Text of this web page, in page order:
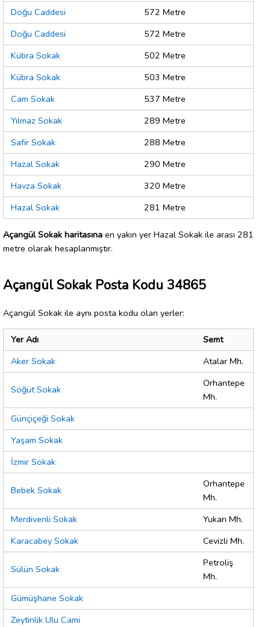
Doğu Caddesi
572 Metre
Doğu Caddesi
572 Metre
Kübra Sokak
502 Metre
Kübra Sokak
503 Metre
Cam Sokak
537 Metre
Yılmaz Sokak
289 Metre
Safir Sokak
288 Metre
Hazal Sokak
290 Metre
Havza Sokak
320 Metre
Hazal Sokak
281 Metre
Açangül Sokak haritasına en yakın yer Hazal Sokak ile arası 281
metre olarak hesaplanmıştır.
Açangül Sokak Posta Kodu 34865
Açangül Sokak ile aynı posta kodu olan yerler:
Yer Adı
Semt
Aker Sokak
Atalar Mh.
Söğüt Sokak
Orhantepe
Mh.
Günçiçeği Sokak
Yaşam Sokak
İzmir Sokak
Bebek Sokak
Orhantepe
Mh.
Merdivenli Sokak
Yukarı Mh.
Karacabey Sokak
Cevizli Mh.
Sülün Sokak
Petroliş
Mh.
Gümüşhane Sokak
Zeytinlik Ulu Cami